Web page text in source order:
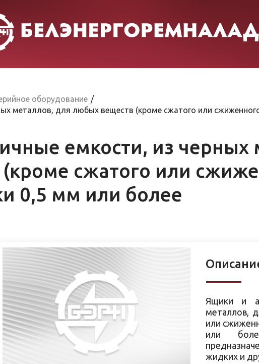
оборудование /
металлов, для любых веществ (кроме сжатого или
емкости, из черных
сжатого или
0,5 мм или более
Ящики и
металлов,
или
или
жидких и